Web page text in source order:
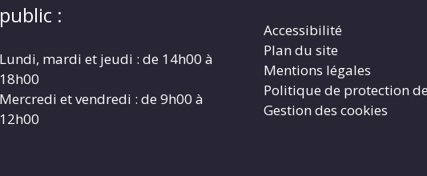
public :
Lundi, mardi et jeudi : de 14h00 à
18h00
Mercredi et vendredi : de 9h00 à
12h00
Accessibilité
Plan du site
Mentions légales
Politique de protection
Gestion des cookies